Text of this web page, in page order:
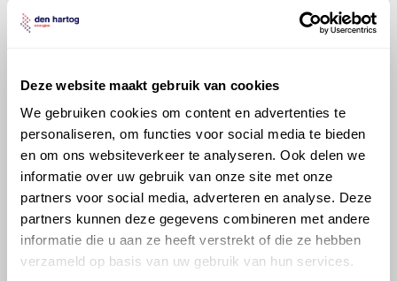
Deze website maakt gebruik van cookies
We gebruiken cookies om content en advertenties te
personaliseren, om functies voor social media te bieden
en om ons websiteverkeer te analyseren. Ook delen we
informatie over uw gebruik van onze site met onze
partners voor social media, adverteren en analyse. Deze
partners kunnen deze gegevens combineren met andere
informatie die u aan ze heeft verstrekt of die ze hebben
verzameld op basis van uw gebruik van hun services.
Stuurbekrachtiging
Mobil ATF 320
Ververs elke 24 maanden/ 30000 km